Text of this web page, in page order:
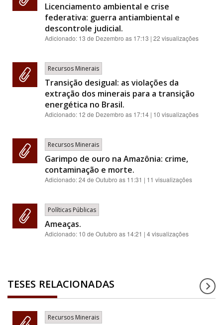
Licenciamento ambiental e crise
federativa: guerra antiambiental e
descontrole judicial.
Adicionado: 13 de Dezembro as 17:13 | 22 visualizações
Recursos Minerais
Transição desigual: as violações da
extração dos minerais para a transição
energética no Brasil.
Adicionado: 12 de Dezembro as 17:14 | 10 visualizações
Recursos Minerais
Garimpo de ouro na Amazônia: crime,
contaminação e morte.
Adicionado:24 de Outubro as 11:31 | 11 visualizações
Políticas Públicas
Ameaças.
Adicionado: 10 de Outubro as 14:21 | 4 visualizações
TESES RELACIONADAS
Recursos Minerais